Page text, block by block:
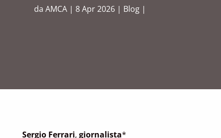
da AMCA 8 Apr 2026 Blog
Sergio Ferrari, giornalista*